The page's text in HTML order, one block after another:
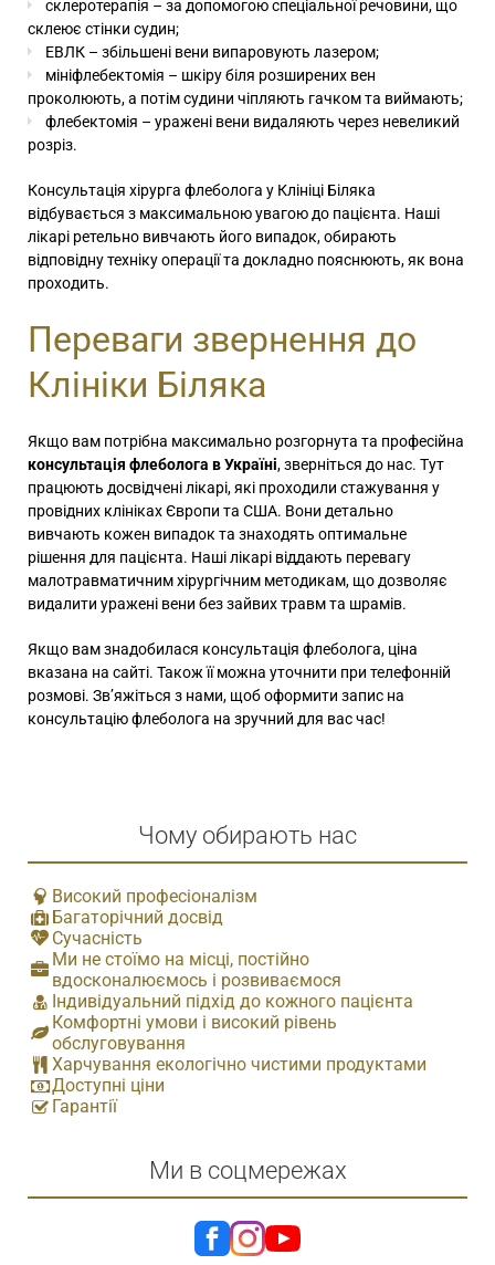
склеротерапія – за допомогою спеціальної речовини, що
склеює стінки судин;
ЕВЛК – збільшені вени випаровують лазером;
мініфлебектомія – шкіру біля розширених вен
проколюють, а потім судини чіпляють гачком та виймають;
флебектомія – уражені вени видаляють через невеликий
розріз.
Консультація хірурга флеболога у Клініці Біляка
відбувається з максимальною увагою до пацієнта. Наші
лікарі ретельно вивчають його випадок, обирають
відповідну техніку операції та докладно пояснюють, як вона
проходить.
Переваги звернення до
Клініки Біляка
Якщо вам потрібна максимально розгорнута та професійна
консультація флеболога в Україні, зверніться до нас. Тут
працюють досвідчені лікарі, які проходили стажування у
провідних клініках Європи та США. Вони детально
вивчають кожен випадок та знаходять оптимальне
рішення для пацієнта. Наші лікарі віддають перевагу
малотравматичним хірургічним методикам, що дозволяє
видалити уражені вени без зайвих травм та шрамів.
Якщо вам знадобилася консультація флеболога, ціна
вказана на сайті. Також її можна уточнити при телефонній
розмові. Зв’яжіться з нами, щоб оформити запис на
консультацію флеболога на зручний для вас час!
Чому обирають нас
Високий професіоналізм
Багаторічний досвід
Сучасність
Ми не стоїмо на місці, постійно
вдосконалюємось і розвиваємося
Індивідуальний підхід до кожного пацієнта
Комфортні умови і високий рівень
обслуговування
Харчування екологічно чистими продуктами
Доступні ціни
Гарантії
Ми в соцмережах